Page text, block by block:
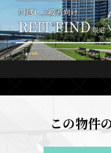
この物件